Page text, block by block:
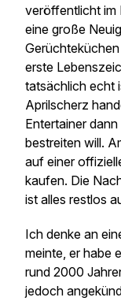
veröffentlicht im
eine große
erste
tatsächlich echt
Aprilscherz
Entertainer
bestreiten will.
auf einer
kaufen. Die
ist alles restlos
Ich denke an
meinte, er habe
rund 2000
jedoch